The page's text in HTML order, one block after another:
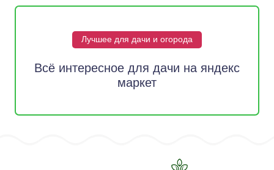
Лучшее для дачи и огорода
Всё интересное для дачи на яндекс
маркет